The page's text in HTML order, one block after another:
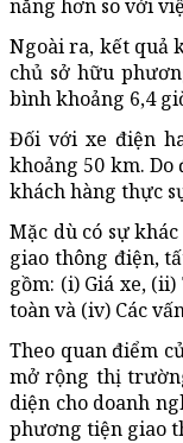
năng hơn so với
Ngoài ra, kết quả
chủ sở hữu
bình khoảng 6,4
Đối với xe điện
khoảng 50 km.
khách hàng thực
Mặc dù có sự
giao thông điện,
gồm: (i) Giá xe,
toàn và (iv) Các
Theo quan điểm
mở rộng thị
diện cho doanh
phương tiện giao